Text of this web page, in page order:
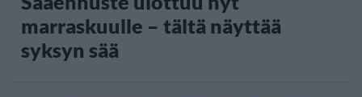
marraskuulle – tältä näyttää
syksyn sää